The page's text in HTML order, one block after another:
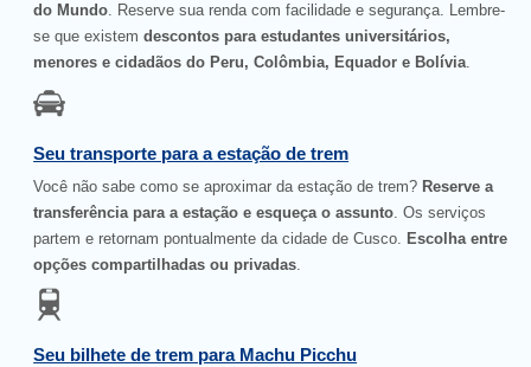
do Mundo. Reserve sua renda com facilidade e segurança. Lembre-
se que existemdescontos para estudantes universitários,
menores e cidadãos do Peru, Colômbia, Equador e Bolívia.
Seu transporte para a estação de trem
Você não sabe como se aproximar da estação de trem? Reserve a
transferência para a estação e esqueça o assunto. Os serviços
partem e retornam pontualmente da cidade de Cusco. Escolha entre
opções compartilhadas ou privadas.
Seu bilhete de trem para Machu Picchu